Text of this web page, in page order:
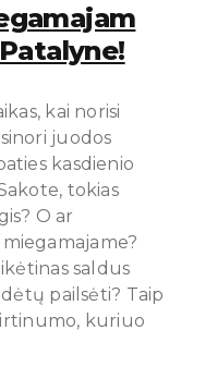
kai norisi
juodos
kasdienio
tokias
O ar
saldus
pailsėti? Taip
kuriuo